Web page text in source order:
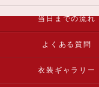
当日までの流れ
よくある質問
衣装ギャラリー